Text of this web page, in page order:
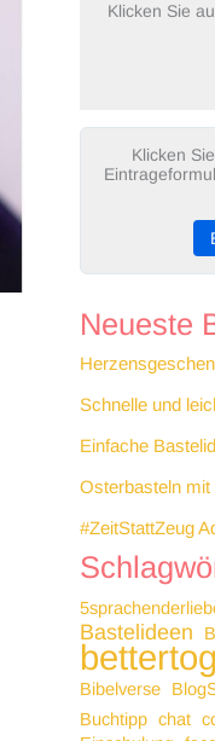
Klicken Sie
Klicken
Neueste
Schnelle und
Einfache
Osterbasteln mit
#ZeitStattZeug
Bastelideen
Bibelverse
Buchtipp chat